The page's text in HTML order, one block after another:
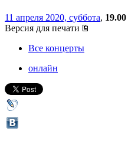
11 апреля 2020, суббота, 19.00
Версия для печати
Все концерты
онлайн